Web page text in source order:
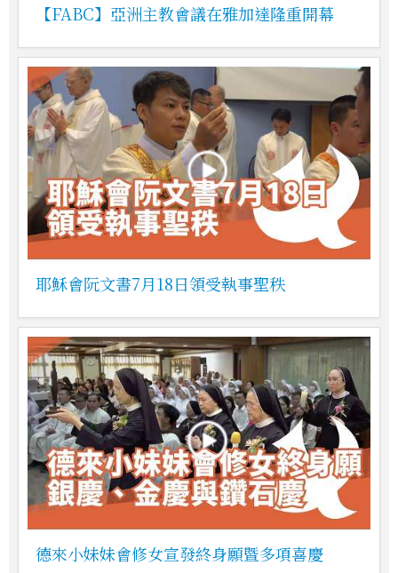
【FABC】亞洲主教會議在雅加達隆重開幕
耶穌會阮文書7月18日領受執事聖秩
德來小妹妹會修女宣發終身願暨多項喜慶